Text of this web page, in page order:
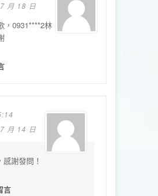
月 18 日
，0931****2林
月 14 日
感謝發問！
言